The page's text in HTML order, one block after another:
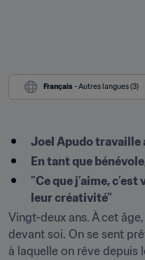
Français - Autres langues (3)
Joel Apudo travaille
En tant que
"Ce que j’aime,
leur créativité"
Vingt-deux ans. À cet
devant soi. On se sent
à laquelle on rêve depuis